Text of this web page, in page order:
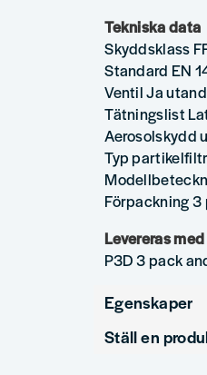
Tekniska data
Skyddsklass
Standard EN
Ventil Ja
Tätningslist
Aerosolskydd
Typ
Förpackning 3
Levereras med
P3D 3 pack
Egenskaper
Produkttyp
Ställ en